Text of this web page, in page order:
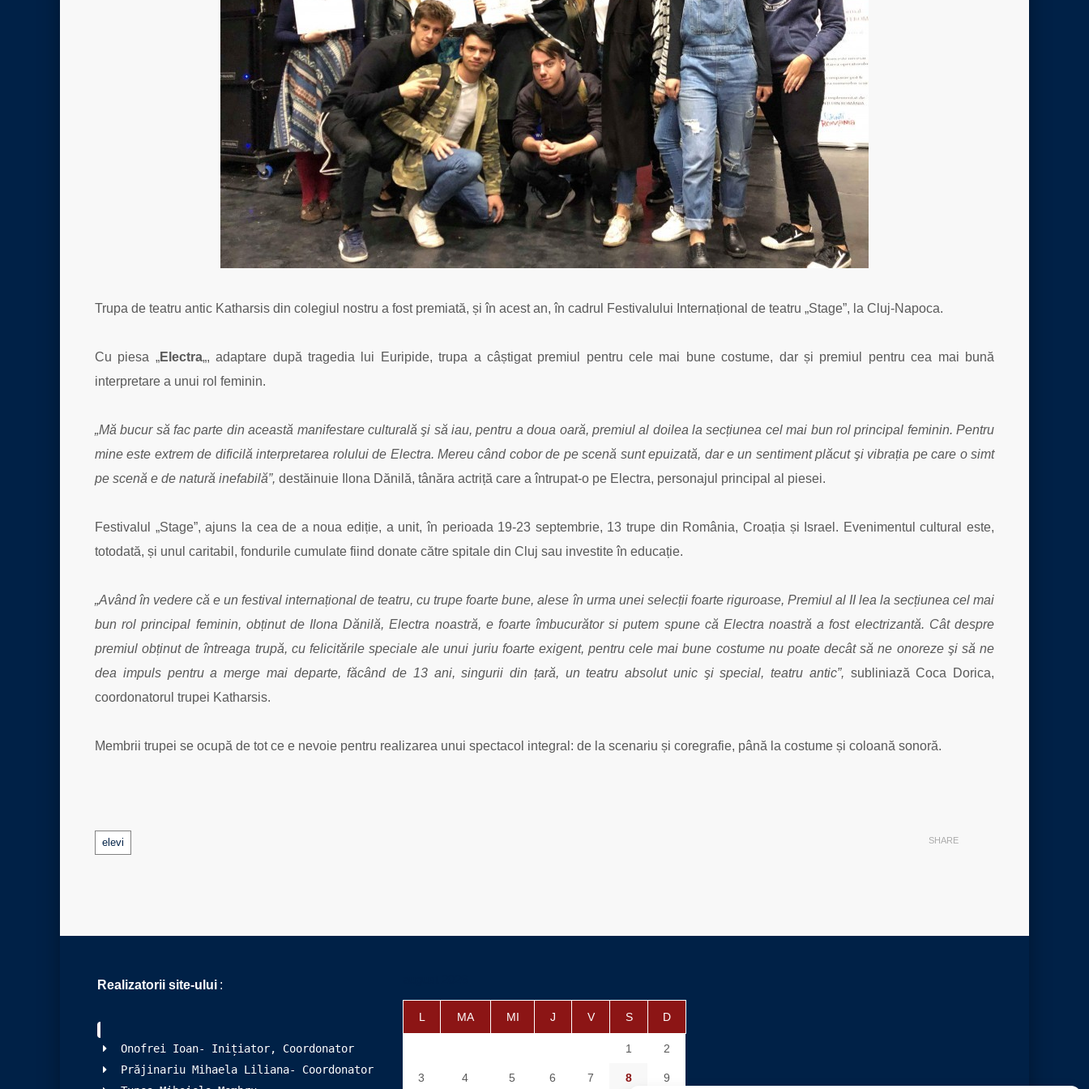
Trupa de teatru antic Katharsis din colegiul nostru a fost premiată, și în acest an, în cadrul Festivalului Internațional de teatru „Stage”, la Cluj-Napoca.
Cu piesa „Electra„, adaptare după tragedia lui Euripide, trupa a câștigat premiul pentru cele mai bune costume, dar și premiul pentru cea mai bună
interpretare a unui rol feminin.
„Mă bucur să fac parte din această manifestare culturală şi să iau, pentru a doua oară, premiul al doilea la secțiunea cel mai bun rol principal feminin. Pentru
mine este extrem de dificilă interpretarea rolului de Electra. Mereu când cobor de pe scenă sunt epuizată, dar e un sentiment plăcut şi vibrația pe care o simt
pe scenă e de natură inefabilă”, destăinuie Ilona Dănilă, tânăra actriță care a întrupat-o pe Electra, personajul principal al piesei.
Festivalul „Stage”, ajuns la cea de a noua ediție, a unit, în perioada 19-23 septembrie, 13 trupe din România, Croația și Israel. Evenimentul cultural este,
totodată, și unul caritabil, fondurile cumulate fiind donate către spitale din Cluj sau investite în educație.
„Având în vedere că e un festival internațional de teatru, cu trupe foarte bune, alese în urma unei selecții foarte riguroase, Premiul al II lea la secțiunea cel mai
bun rol principal feminin, obținut de Ilona Dănilă, Electra noastră, e foarte îmbucurător si putem spune că Electra noastră a fost electrizantă. Cât despre
premiul obținut de întreaga trupă, cu felicitările speciale ale unui juriu foarte exigent, pentru cele mai bune costume nu poate decât să ne onoreze şi să ne
dea impuls pentru a merge mai departe, făcând de 13 ani, singurii din țară, un teatru absolut unic şi special, teatru antic”, subliniază Coca Dorica,
coordonatorul trupei Katharsis.
Membrii trupei se ocupă de tot ce e nevoie pentru realizarea unui spectacol integral: de la scenariu și coregrafie, până la costume și coloană sonoră.
Tags
elevi SHARE
Realizatorii site-ului :
Onofrei Ioan- Inițiator, Coordonator
Prăjinariu Mihaela Liliana- Coordonator
L MA MI J V S D
1 2
3 4 5 6 7 8 9